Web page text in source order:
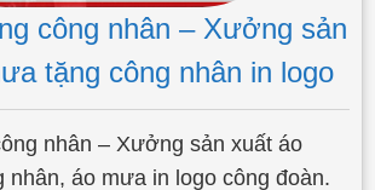
công nhân – Xưởng sản
tặng công nhân in logo
nhân – Xưởng sản xuất áo
nhân, áo mưa in logo công đoàn.